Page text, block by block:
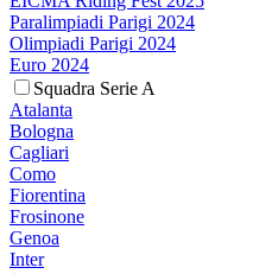
Paralimpiadi Parigi 2024
Olimpiadi Parigi 2024
Euro 2024
Squadra Serie A
Atalanta
Bologna
Cagliari
Como
Fiorentina
Frosinone
Genoa
Inter